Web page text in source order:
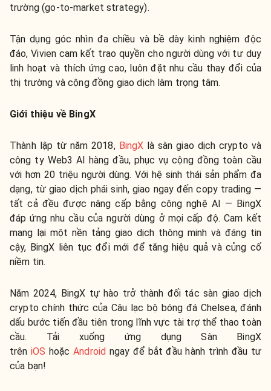
trường (go-to-market strategy).
Tận dụng góc nhìn đa chiều và bề dày kinh nghiệm độc
đáo, Vivien cam kết trao quyền cho người dùng với tư duy
linh hoạt và thích ứng cao, luôn đặt nhu cầu thay đổi của
thị trường và cộng đồng giao dịch làm trọng tâm.
Giới thiệu về BingX
Thành lập từ năm 2018, BingX là sàn giao dịch crypto và
công ty Web3 AI hàng đầu, phục vụ cộng đồng toàn cầu
với hơn 20 triệu người dùng. Với hệ sinh thái sản phẩm đa
dạng, từ giao dịch phái sinh, giao ngay đến copy trading —
tất cả đều được nâng cấp bằng công nghệ AI — BingX
đáp ứng nhu cầu của người dùng ở mọi cấp độ. Cam kết
mang lại một nền tảng giao dịch thông minh và đáng tin
cậy, BingX liên tục đổi mới để tăng hiệu quả và củng cố
niềm tin.
Năm 2024, BingX tự hào trở thành đối tác sàn giao dịch
crypto chính thức của Câu lạc bộ bóng đá Chelsea, đánh
dấu bước tiến đầu tiên trong lĩnh vực tài trợ thể thao toàn
cầu. Tải xuống ứng dụng Sàn BingX
trêniOS hoặcAndroid ngay để bắt đầu hành trình đầu tư
của bạn!